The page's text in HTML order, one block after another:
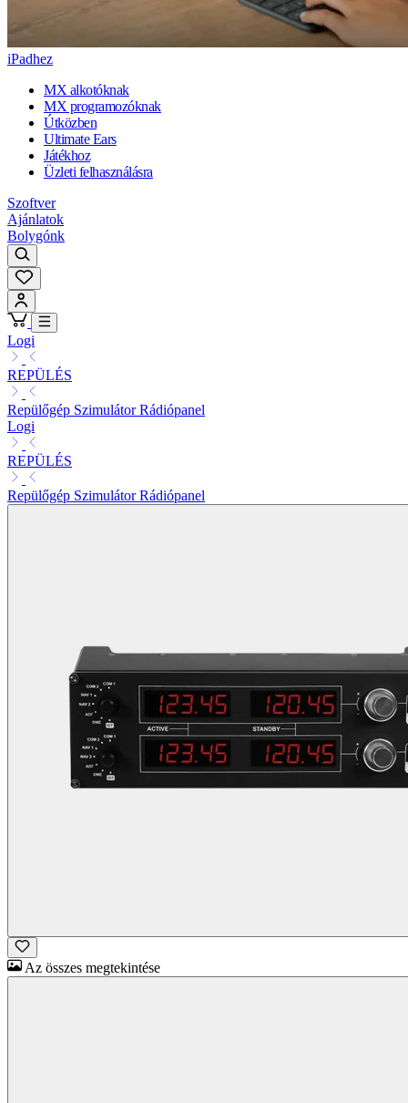
iPadhez
MX alkotóknak
MX programozóknak
Útközben
Ultimate Ears
Játékhoz
Üzleti felhasználásra
Szoftver
Ajánlatok
Bolygónk
Logi
REPÜLÉS
Repülőgép Szimulátor Rádiópanel
Logi
REPÜLÉS
Repülőgép Szimulátor Rádiópanel
Az összes megtekintése